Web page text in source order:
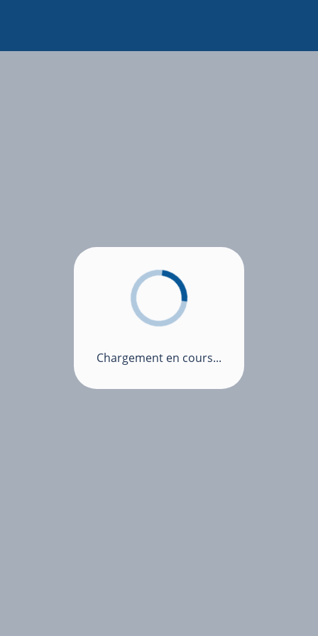
Chargement en cours...